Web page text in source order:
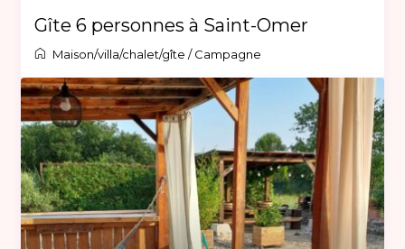
Gîte 6 personnes à Saint-Omer
Maison/villa/chalet/gîte /Campagne